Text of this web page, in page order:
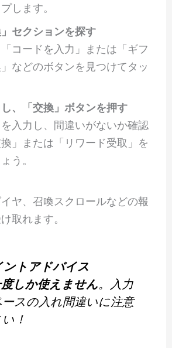
します。
」セクションを探す
コードを入力」または「ギフ
などのボタンを見つけてタッ
、「交換」ボタンを押す
入力し、間違いがないか確認
」または「リワード受取」を
う。
ヤ、召喚スクロールなどの報
取れます。
ントアドバイス
しか使えません。入力
スの入れ間違いに注意
！